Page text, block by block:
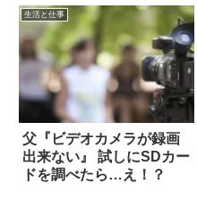
生活と仕事
父『ビデオカメラが録画
出来ない』 試しにSDカー
ドを調べたら…え！？